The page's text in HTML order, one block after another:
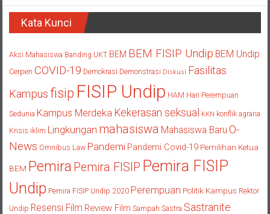
Kata Kunci
Aksi Mahasiswa Banding UKT BEM BEM FISIP Undip BEM Undip
Cerpen COVID-19 Demokrasi Demonstrasi Diskusi Fasilitas
Kampus fisip FISIP Undip HAM Hari Perempuan
Sedunia Kampus Merdeka Kekerasan seksual KKN konflik agraria
Krisis iklim Lingkungan mahasiswa Mahasiswa Baru O-
News Omnibus Law Pandemi Pandemi Covid-19 Pemilihan Ketua
BEM Pemira Pemira FISIP Pemira FISIP
Undip Pemira FISIP Undip 2020 Perempuan Politik Kampus Rektor
Undip Resensi Film Review Film Sampah Sastra Sastranite